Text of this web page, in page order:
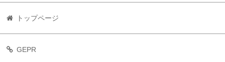
トップページ
GEPR